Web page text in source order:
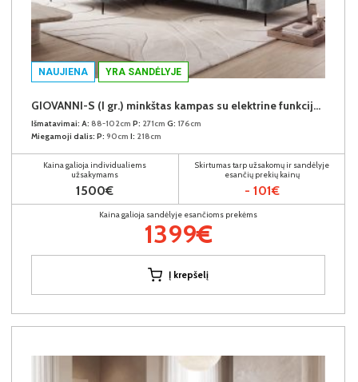
NAUJIENA YRA SANDĖLYJE
GIOVANNI-S (I gr.) minkštas kampas su elektrine funkcija (Aphrodite-21) K
Išmatavimai: A: 88-102cm P: 271cm G: 176cm
Miegamoji dalis: P: 90cm I: 218cm
Kaina galioja individualiems
užsakymams
1500€
Skirtumas tarp užsakomų ir sandėlyje
esančių prekių kainų
- 101€
Kaina galioja sandėlyje esančioms prekėms
1399€
Į krepšelį